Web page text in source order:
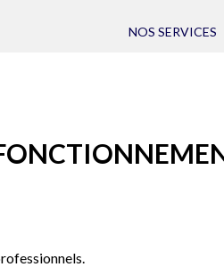
NOS SERVICES